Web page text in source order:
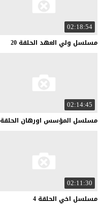
02:18:54
مسلسل ولي العهد الحلقة 20
02:14:45
مسلسل المؤسس اورهان الحلقة
02:11:30
مسلسل اخي الحلقة 4